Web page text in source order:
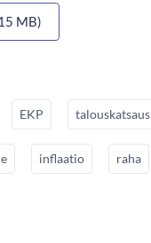
MB)
EKP talouskatsaus
inflaatio raha